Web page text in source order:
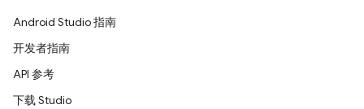
Android Studio 指南
开发者指南
API 参考
下载 Studio